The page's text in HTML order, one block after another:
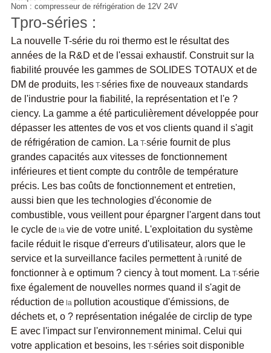
Nom : compresseur de réfrigération de 12V 24V
Tpro-séries :
La nouvelle T-série du roi thermo est le résultat des
années de la R&D et de l'essai exhaustif. Construit sur la
fiabilité prouvée les gammes de SOLIDES TOTAUX et de
DM de produits, lesT-séries fixe de nouveaux standards
de l'industrie pour la fiabilité, la représentation et l'e ?
ciency. La gamme a été particulièrement développée pour
dépasser les attentes de vos et vos clients quand il s'agit
de réfrigération de camion. LaT-série fournit de plus
grandes capacités aux vitesses de fonctionnement
inférieures et tient compte du contrôle de température
précis. Les bas coûts de fonctionnement et entretien,
aussi bien que les technologies d'économie de
combustible, vous veillent pour épargner l'argent dans tout
le cycle dela vie de votre unité. L'exploitation du système
facile réduit le risque d'erreurs d'utilisateur, alors que le
service et la surveillance faciles permettent àl'unité de
fonctionner à e optimum ? ciency à tout moment. LaT-série
fixe également de nouvelles normes quand il s'agit de
réduction dela pollution acoustique d'émissions, de
déchets et, o ? représentation inégalée de circlip de type
E avec l'impact sur l'environnement minimal. Celui qui
votre application et besoins, lesT-séries soit disponible